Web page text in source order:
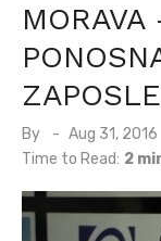
By
Posted
on
Aug 31, 2016
Time to Read: 2